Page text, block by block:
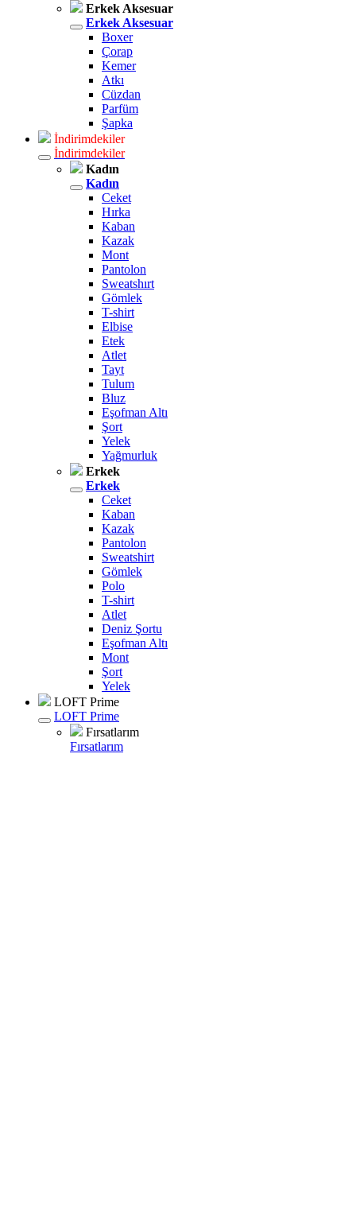
Erkek Aksesuar
Erkek Aksesuar
Boxer
Çorap
Kemer
Atkı
Cüzdan
Parfüm
Şapka
İndirimdekiler
İndirimdekiler
Kadın
Kadın
Ceket
Hırka
Kaban
Kazak
Mont
Pantolon
Sweatshırt
Gömlek
T-shirt
Elbise
Etek
Atlet
Tayt
Tulum
Bluz
Eşofman Altı
Şort
Yelek
Yağmurluk
Erkek
Erkek
Ceket
Kaban
Kazak
Pantolon
Sweatshirt
Gömlek
Polo
T-shirt
Atlet
Deniz Şortu
Eşofman Altı
Mont
Şort
Yelek
LOFT Prime
LOFT Prime
Fırsatlarım
Fırsatlarım